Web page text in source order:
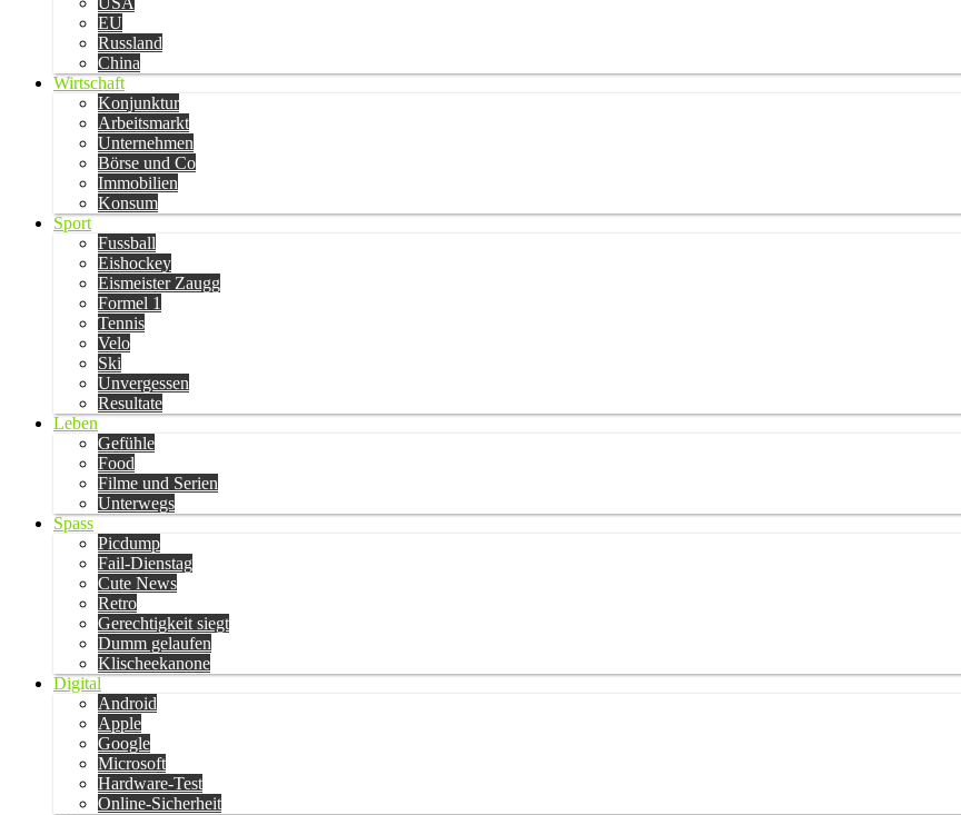
EU
Russland
China
Wirtschaft
Konjunktur
Arbeitsmarkt
Unternehmen
Börse und Co
Immobilien
Konsum
Sport
Fussball
Eishockey
Eismeister Zaugg
Formel 1
Tennis
Velo
Ski
Unvergessen
Resultate
Leben
Gefühle
Food
Filme und Serien
Unterwegs
Spass
Picdump
Fail-Dienstag
Cute News
Retro
Gerechtigkeit siegt
Dumm gelaufen
Klischeekanone
Digital
Android
Apple
Google
Microsoft
Hardware-Test
Online-Sicherheit